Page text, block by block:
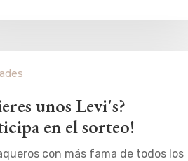
unos Levi's?
en el sorteo!
con más fama de todos los